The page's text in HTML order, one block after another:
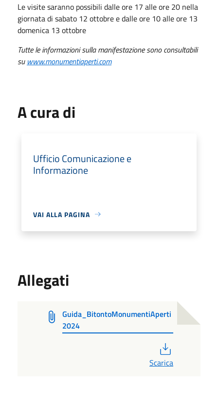
Le visite saranno possibili dalle ore 17 alle ore 20 nella
giornata di sabato 12 ottobre e dalle ore 10 alle ore 13
domenica 13 ottobre
Tutte le informazioni sulla manifestazione sono consultabili
su www.monumentiaperti.com
A cura di
Ufficio Comunicazione e
Informazione
VAI ALLA PAGINA
Allegati
Guida_BitontoMonumentiAperti
2024
Scarica